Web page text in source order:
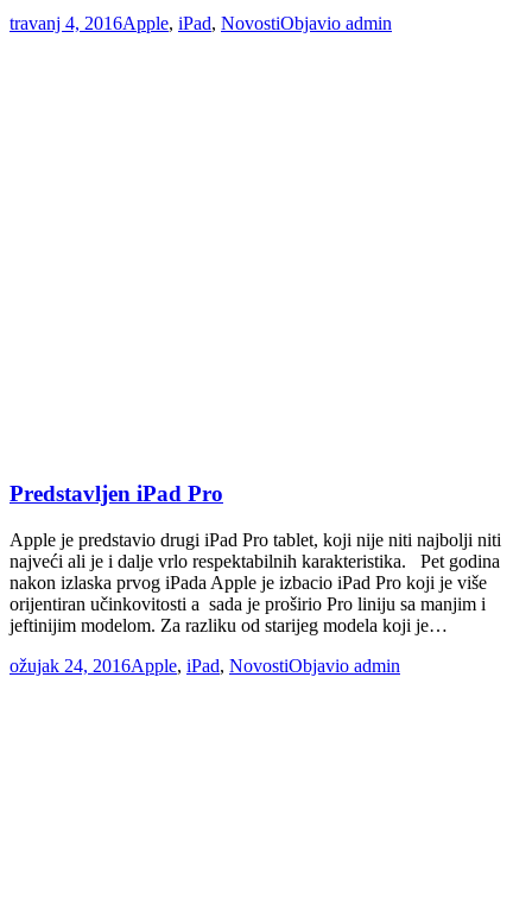
travanj 4, 2016Apple, iPad, NovostiObjavio admin
Predstavljen iPad Pro
Apple je predstavio drugi iPad Pro tablet, koji nije niti najbolji niti
najveći ali je i dalje vrlo respektabilnih karakteristika. Pet godina
nakon izlaska prvog iPada Apple je izbacio iPad Pro koji je više
orijentiran učinkovitosti a sada je proširio Pro liniju sa manjim i
jeftinijim modelom. Za razliku od starijeg modela koji je…
ožujak 24, 2016Apple, iPad, NovostiObjavio admin